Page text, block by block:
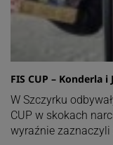
FIS CUP – Konderla
W Szczyrku
CUP w skokach
wyraźnie zaznaczyli